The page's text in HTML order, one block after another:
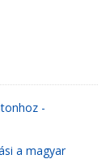
-
a magyar